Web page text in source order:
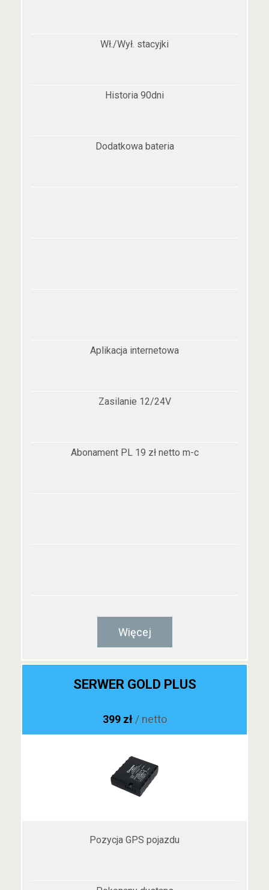
Wł./Wył. stacyjki
Historia 90dni
Dodatkowa bateria
Aplikacja internetowa
Zasilanie 12/24V
Abonament PL 19 zł netto m-c
Więcej
SERWER GOLD PLUS
399 zł / netto
Pozycja GPS pojazdu